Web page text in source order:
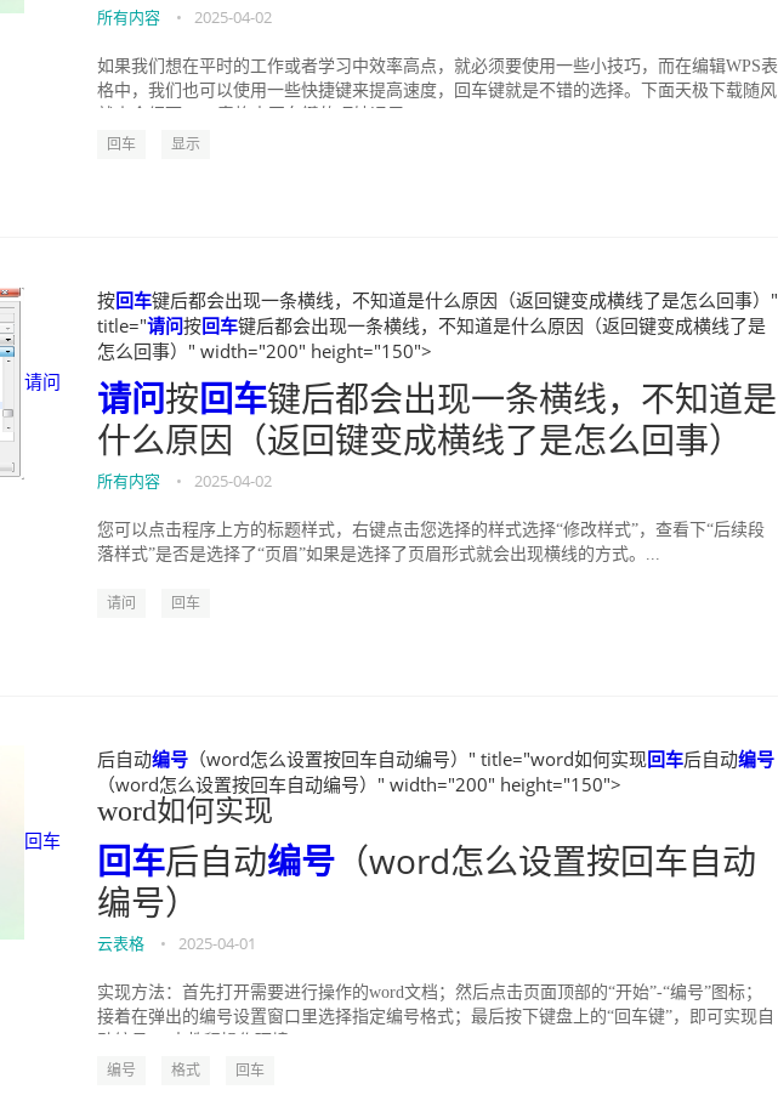
所有内容 • 2025-04-02
如果我们想在平时的工作或者学习中效率高点，就必须要使用一些小技巧，而在编辑WPS表
格中，我们也可以使用一些快捷键来提高速度，回车键就是不错的选择。下面天极下载随风
回车 显示
请问
按回车键后都会出现一条横线，不知道是什么原因（返回键变成横线了是怎么回事）"
title="请问按回车键后都会出现一条横线，不知道是什么原因（返回键变成横线了是
怎么回事）" width="200" height="150">
请问按回车键后都会出现一条横线，不知道是
什么原因（返回键变成横线了是怎么回事）
所有内容 • 2025-04-02
您可以点击程序上方的标题样式，右键点击您选择的样式选择“修改样式”，查看下“后续段
落样式”是否是选择了“页眉”如果是选择了页眉形式就会出现横线的方式。...
请问 回车
回车
后自动编号 （word怎么设置按回车自动编号）" title="word如何实现回车后自动编号
（word怎么设置按回车自动编号）" width="200" height="150">
word如何实现
回车后自动编号 （word怎么设置按回车自动
编号）
云表格 • 2025-04-01
实现方法：首先打开需要进行操作的word文档；然后点击页面顶部的“开始”-“编号”图标；
接着在弹出的编号设置窗口里选择指定编号格式；最后按下键盘上的“回车键”，即可实现自
编号 格式 回车